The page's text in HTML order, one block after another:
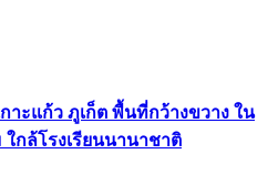
าะแก้ว ภูเก็ต พื้นที่กว้างขวาง ใน
กล้โรงเรียนนานาชาติ